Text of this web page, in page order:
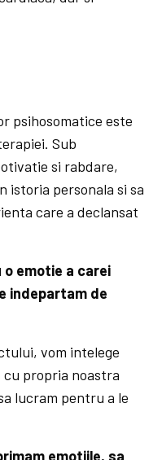
psihosomatice este
Sub
si rabdare,
istoria personala si sa
care a declansat
emotie a carei
indepartam de
vom intelege
propria noastra
lucram pentru a le
emotiile, sa